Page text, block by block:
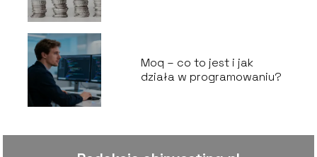
Moq – co to jest i jak
działa w programowaniu?